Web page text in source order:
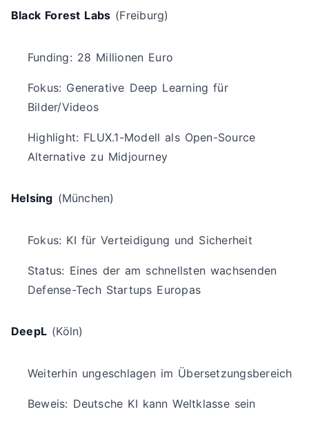
Black Forest Labs (Freiburg)
Funding: 28 Millionen Euro
Fokus: Generative Deep Learning für
Bilder/Videos
Highlight: FLUX.1-Modell als Open-Source
Alternative zu Midjourney
Helsing (München)
Fokus: KI für Verteidigung und Sicherheit
Status: Eines der am schnellsten wachsenden
Defense-Tech Startups Europas
DeepL (Köln)
Weiterhin ungeschlagen im Übersetzungsbereich
Beweis: Deutsche KI kann Weltklasse sein